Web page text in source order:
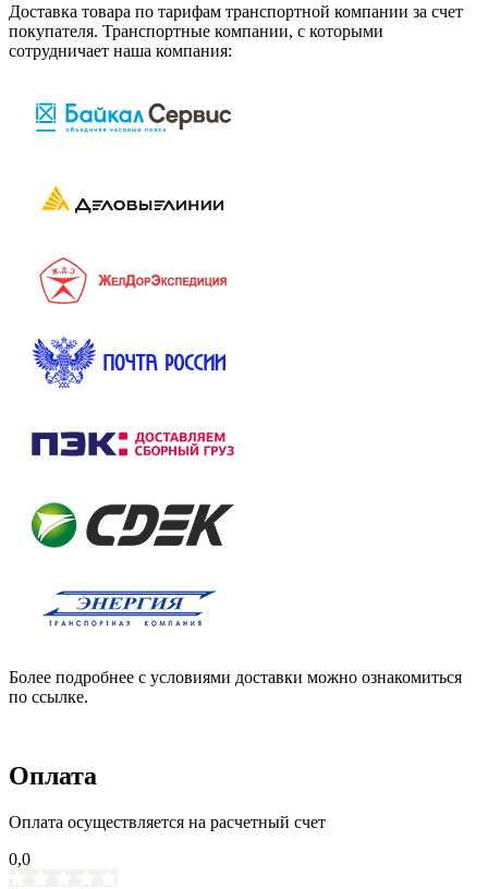
Доставка товара по тарифам транспортной компании за счет
покупателя. Транспортные компании, с которыми
сотрудничает наша компания:
Более подробнее с условиями доставки можно ознакомиться
по ссылке.
Оплата
Оплата осуществляется на расчетный счет
0,0